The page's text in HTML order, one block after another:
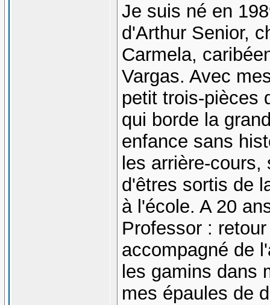
Je suis né en
d'Arthur Senior,
Carmela,
Vargas. Avec
petit trois-pièces
qui borde la
enfance sans
les arrière-
d'êtres sortis de
à l'école. A 20
Professor :
accompagné de
les gamins dans
mes épaules de